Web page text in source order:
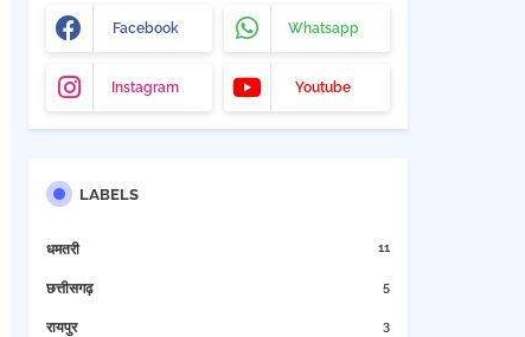
Facebook Whatsapp
Instagram Youtube
LABELS
धमतरी 11
छत्तीसगढ़ 5
रायपुर 3